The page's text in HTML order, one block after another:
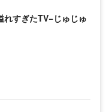
れすぎたTV−じゅじゅ